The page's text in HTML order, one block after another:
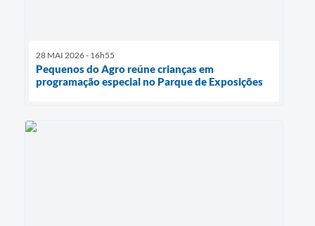
28 MAI 2026 - 16h55
Pequenos do Agro reúne crianças em
programação especial no Parque de Exposições